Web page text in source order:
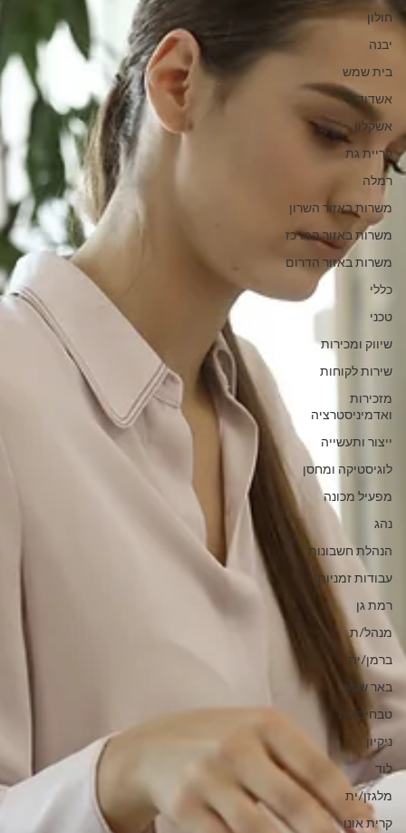
חולון
יבנה
בית שמש
אשדוד
אשקלון
קריית גת
רמלה
משרות באזור השרון
משרות באזור המרכז
משרות באזור הדרום
כללי
טכני
שיווק ומכירות
שירות לקוחות
מזכירות
ואדמיניסטרציה
ייצור ותעשייה
לוגיסטיקה ומחסן
מפעיל מכונה
נהג
הנהלת חשבונות
עבודות זמניות
רמת גן
מנהל/ת
ברמן/ית
באר שבע
טבחים/ות
ניקיון
לוד
מלגזן/ית
קרית אונו